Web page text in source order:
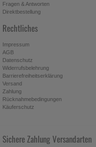
Fragen & Antworten
Direktbestellung
Rechtliches
Impressum
AGB
Datenschutz
Widerrufsbelehrung
Barrierefreiheitserklärung
Versand
Zahlung
Rücknahmebedingungen
Käuferschutz
Sichere Zahlung Versandarten